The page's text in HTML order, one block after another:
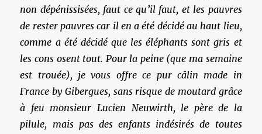
non dépénissisées, faut ce qu’il faut, et les pauvres
de rester pauvres car il en a été décidé au haut lieu,
comme a été décidé que les éléphants sont gris et
les cons osent tout. Pour la peine (que ma semaine
est trouée), je vous offre ce pur câlin made in
France by Gibergues, sans risque de moutard grâce
à feu monsieur Lucien Neuwirth, le père de la
pilule, mais pas des enfants indésirés de toutes